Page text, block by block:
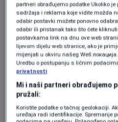
The Prosecution also
suspected of corruption
offence of violating the
citizen.”
The suspect is also
inappropriate and
partneri obrađujemo podatke Ukoliko
sadržaja i reklama koje vidite možda
odabir postavki možete ponovno
odabir ili pristanak tako što ćete
postavkama link na dnu ove web
lijevom dijelu web stranice, ako je
mijenjati u okviru našeg Wеб
Uredbu o postupanju s ličnim
privatnosti
Mi i naši partneri obrađujemo
pružali:
Koristite podatke o tačnoj geolokaciji.
uređaja radi identifikacije. Spremanje